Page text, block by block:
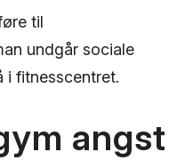
til
undgår sociale
i fitnesscentret.
angst